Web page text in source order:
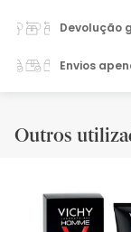
Devolução
Envios
Outros